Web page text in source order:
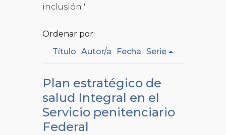
inclusión "
Ordenar por:
Título Autor/a Fecha Serie
Plan estratégico de
salud Integral en el
Servicio penitenciario
Federal